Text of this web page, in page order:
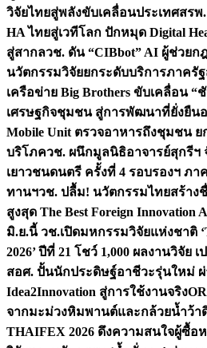
วิจัยไทยสู่พลังขับเคลื่อนประเทศสรพ
HA ไทยสู่เวทีโลก ปักหมุด Digital
สู่สากลวช. ดัน “CIBbot” AI ผู้ช่วย
นวัตกรรมวิจัยยกระดับบริการภาครั
เครือข่าย Big Brothers ขับเคลื่อน “
เศรษฐกิจชุมชน สู่การพัฒนาที่ยั่งยืน
Mobile Unit ตรวจอาหารถึงชุมชน
บริโภควช. ผนึกมูลนิธิอาจารย์สุกรีฯ
เยาวชนดนตรี ครั้งที่ 4 รอบรองฯ ภา
ทานฯวช. ปลื้ม! นวัตกรรมไทยสร้าง
สูงสุด The Best Foreign Innovation
มิ.ย.นี้ วช.เปิดมหกรรมวิจัยแห่งชาติ
2026’ ปีที่ 21 โชว์ 1,000 ผลงานวิจัย
สอศ. ปั้นนักประดิษฐ์อาชีวะรุ่นใหม่
Idea2Innovation สู่การใช้งานจริง
จากมะม่วงหิมพานต์และกล้วยน้ำว้า
THAIFEX 2026 ดึงความสนใจผู้ซื้อ